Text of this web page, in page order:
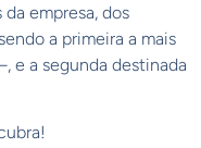
empresa, dos
a primeira a mais
e a segunda destinada